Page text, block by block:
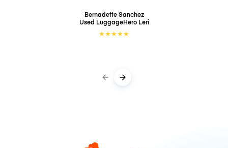
Bernadette Sanchez
Used LuggageHero Leri
★★★★★